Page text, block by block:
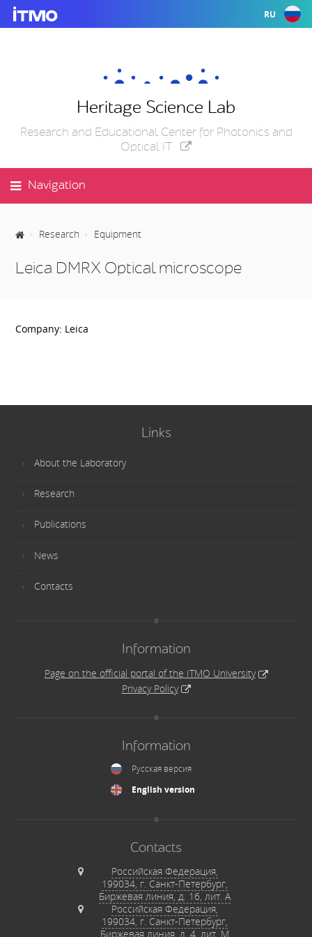
RU
Heritage Science Lab
Research and Educational Center for Photonics and
Optical IT
Navigation
Research Equipment
Leica DMRX Optical microscope
Company: Leica
Links
About the Laboratory
Research
Publications
News
Contacts
Information
Page on the official portal of the ITMO University
Privacy Policy
Information
Русская версия
English version
Contacts
Российская Федерация,
199034, г. Санкт-Петербург,
Биржевая линия, д. 16, лит. А
Российская Федерация,
199034, г. Санкт-Петербург,
Биржевая линия, д. 4, лит. М